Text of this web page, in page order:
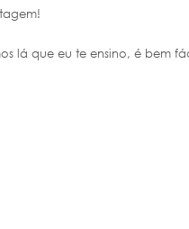
lá que eu te ensino, é bem